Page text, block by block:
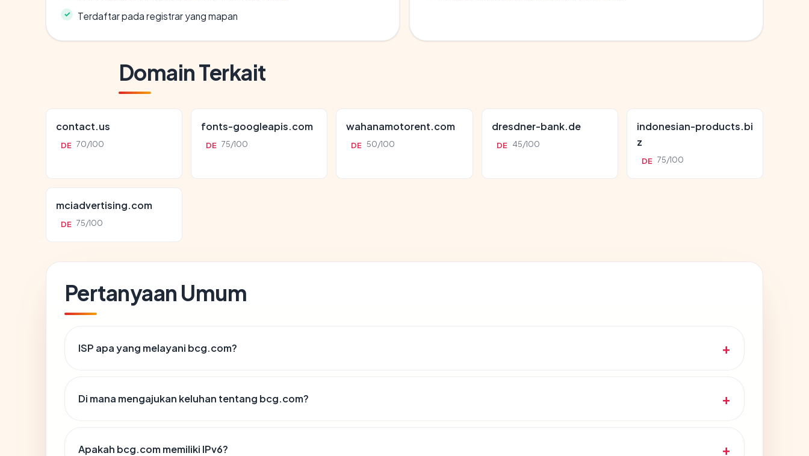
Terdaftar pada registrar yang mapan
Domain Terkait
contact.us
DE 70/100
fonts-googleapis.com
DE 75/100
wahanamotorent.com
DE 50/100
dresdner-bank.de
DE 45/100
indonesian-products.bi
z
DE 75/100
mciadvertising.com
DE 75/100
Pertanyaan Umum
ISP apa yang melayani bcg.com?
Di mana mengajukan keluhan tentang bcg.com?
Apakah bcg.com memiliki IPv6?